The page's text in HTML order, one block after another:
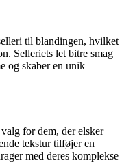
til blandingen, hvilket
Selleriets let bitre smag
og skaber en unik
for dem, der elsker
tekstur tilføjer en
med deres komplekse